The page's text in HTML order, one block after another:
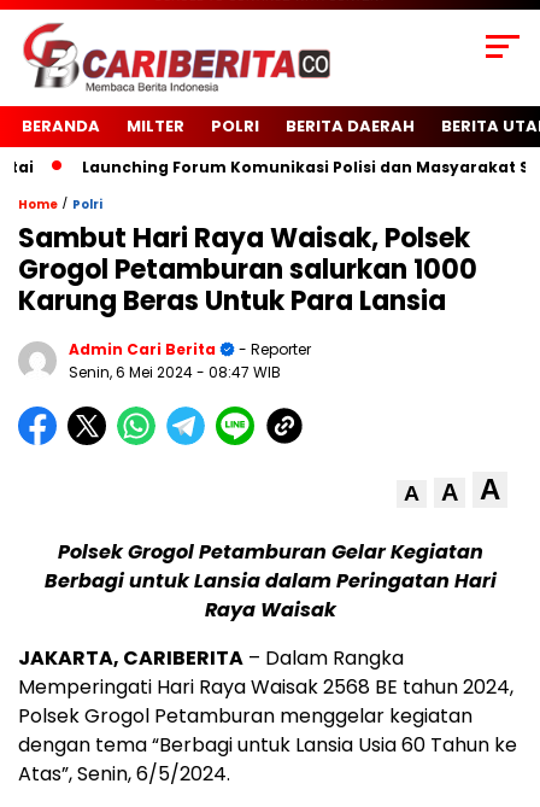
BERANDA MILTER POLRI BERITA DAERAH BERITA
Launching Forum Komunikasi Polisi dan Masyarakat Sekolah
Home / Polri
Sambut Hari Raya Waisak, Polsek
Grogol Petamburan salurkan 1000
Karung Beras Untuk Para Lansia
Admin Cari Berita
- Reporter
Senin, 6 Mei 2024- 08:47 WIB
A A A
Polsek Grogol Petamburan Gelar Kegiatan
Berbagi untuk Lansia dalam Peringatan Hari
Raya Waisak
JAKARTA, CARIBERITA – Dalam Rangka
Memperingati Hari Raya Waisak 2568 BE tahun 2024,
Polsek Grogol Petamburan menggelar kegiatan
dengan tema “Berbagi untuk Lansia Usia 60 Tahun ke
Atas”, Senin, 6/5/2024.